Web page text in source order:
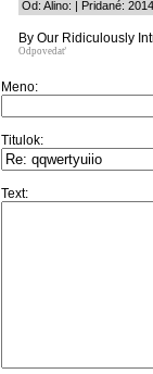
Od: Alino: | Pridané:
By Our Ridiculously
Odpovedať
Meno:
Titulok:
Text: